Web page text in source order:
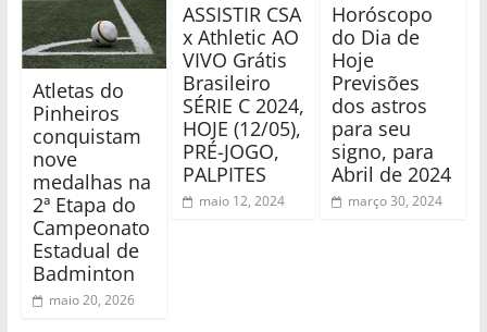
Atletas do
Pinheiros
conquistam
nove
medalhas na
2ª Etapa do
Campeonato
Estadual de
Badminton
maio 20, 2026
ASSISTIR CSA
x Athletic AO
VIVO Grátis
Brasileiro
SÉRIE C 2024,
HOJE (12/05),
PRÉ-JOGO,
PALPITES
maio 12, 2024
Horóscopo
do Dia de
Hoje
Previsões
dos astros
para seu
signo, para
Abril de 2024
março 30, 2024